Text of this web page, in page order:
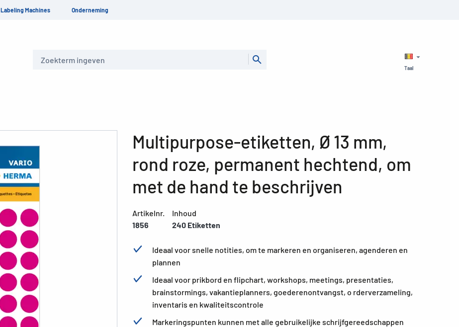
Labeling Machines Onderneming
Taal
Multipurpose-etiketten, Ø 13 mm,
rond roze, permanent hechtend, om
met de hand te beschrijven
Artikelnr.
1856
Inhoud
240 Etiketten
Ideaal voor snelle notities, om te markeren en organiseren, agenderen en
plannen
Ideaal voor prikbord en flipchart, workshops, meetings, presentaties,
brainstormings, vakantieplanners, goederenontvangst, o rderverzameling,
inventaris en kwaliteitscontrole
Markeringspunten kunnen met alle gebruikelijke schrijfgereedschappen